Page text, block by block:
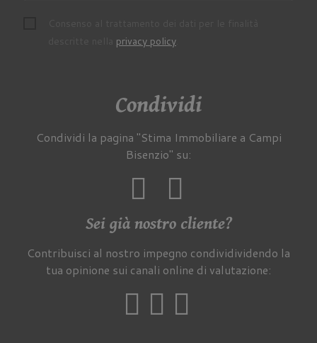
privacy policy.
Condividi
Condividi la pagina "Stima Immobiliare a Campi
Bisenzio" su:
Sei già nostro cliente?
Contribuisci al nostro impegno condividividendo la
tua opinione sui canali online di valutazione: